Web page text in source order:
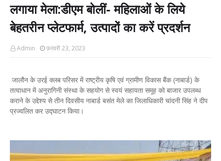
लगाया मेला:डीएम बोलीं- महिलाओं के लिये
बेहतरीन प्लेटफार्म, उत्पादों का करें प्रदर्शन
Admin फ़रवरी 23, 2023
जालौन के उरई क्लब परिसर में राष्ट्रीय कृषि एवं ग्रामीण विकास बैंक (नाबार्ड) के
तत्वाधान में अनुरागिनी संस्था के सहयोग से स्वयं सहायता समूह को बाजार उपलब्ध
कराने के उद्देश्य से तीन दिवसीय नाबार्ड बसंत मेले का जिलाधिकारी चांदनी सिंह ने दीप
प्रज्वलित कर उद्घाटन किया।